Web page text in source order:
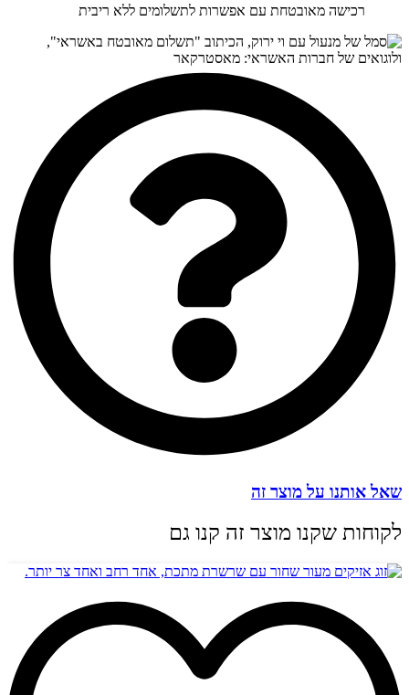
רכישה מאובטחת עם אפשרות לתשלומים ללא ריבית
שאל אותנו על מוצר זה
לקוחות שקנו מוצר זה קנו גם